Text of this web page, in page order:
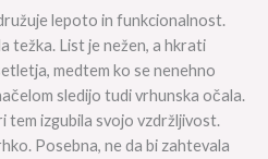
lepoto in funkcionalnost.
težka. List je nežen, a hkrati
medtem ko se nenehno
sledijo tudi vrhunska očala.
tem izgubila svojo vzdržljivost.
Posebna, ne da bi zahtevala